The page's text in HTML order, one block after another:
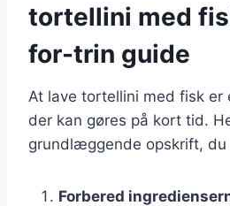
tortellini med
for-trin guide
At lave tortellini med fisk er
der kan gøres på kort tid.
grundlæggende opskrift, du
Forbered